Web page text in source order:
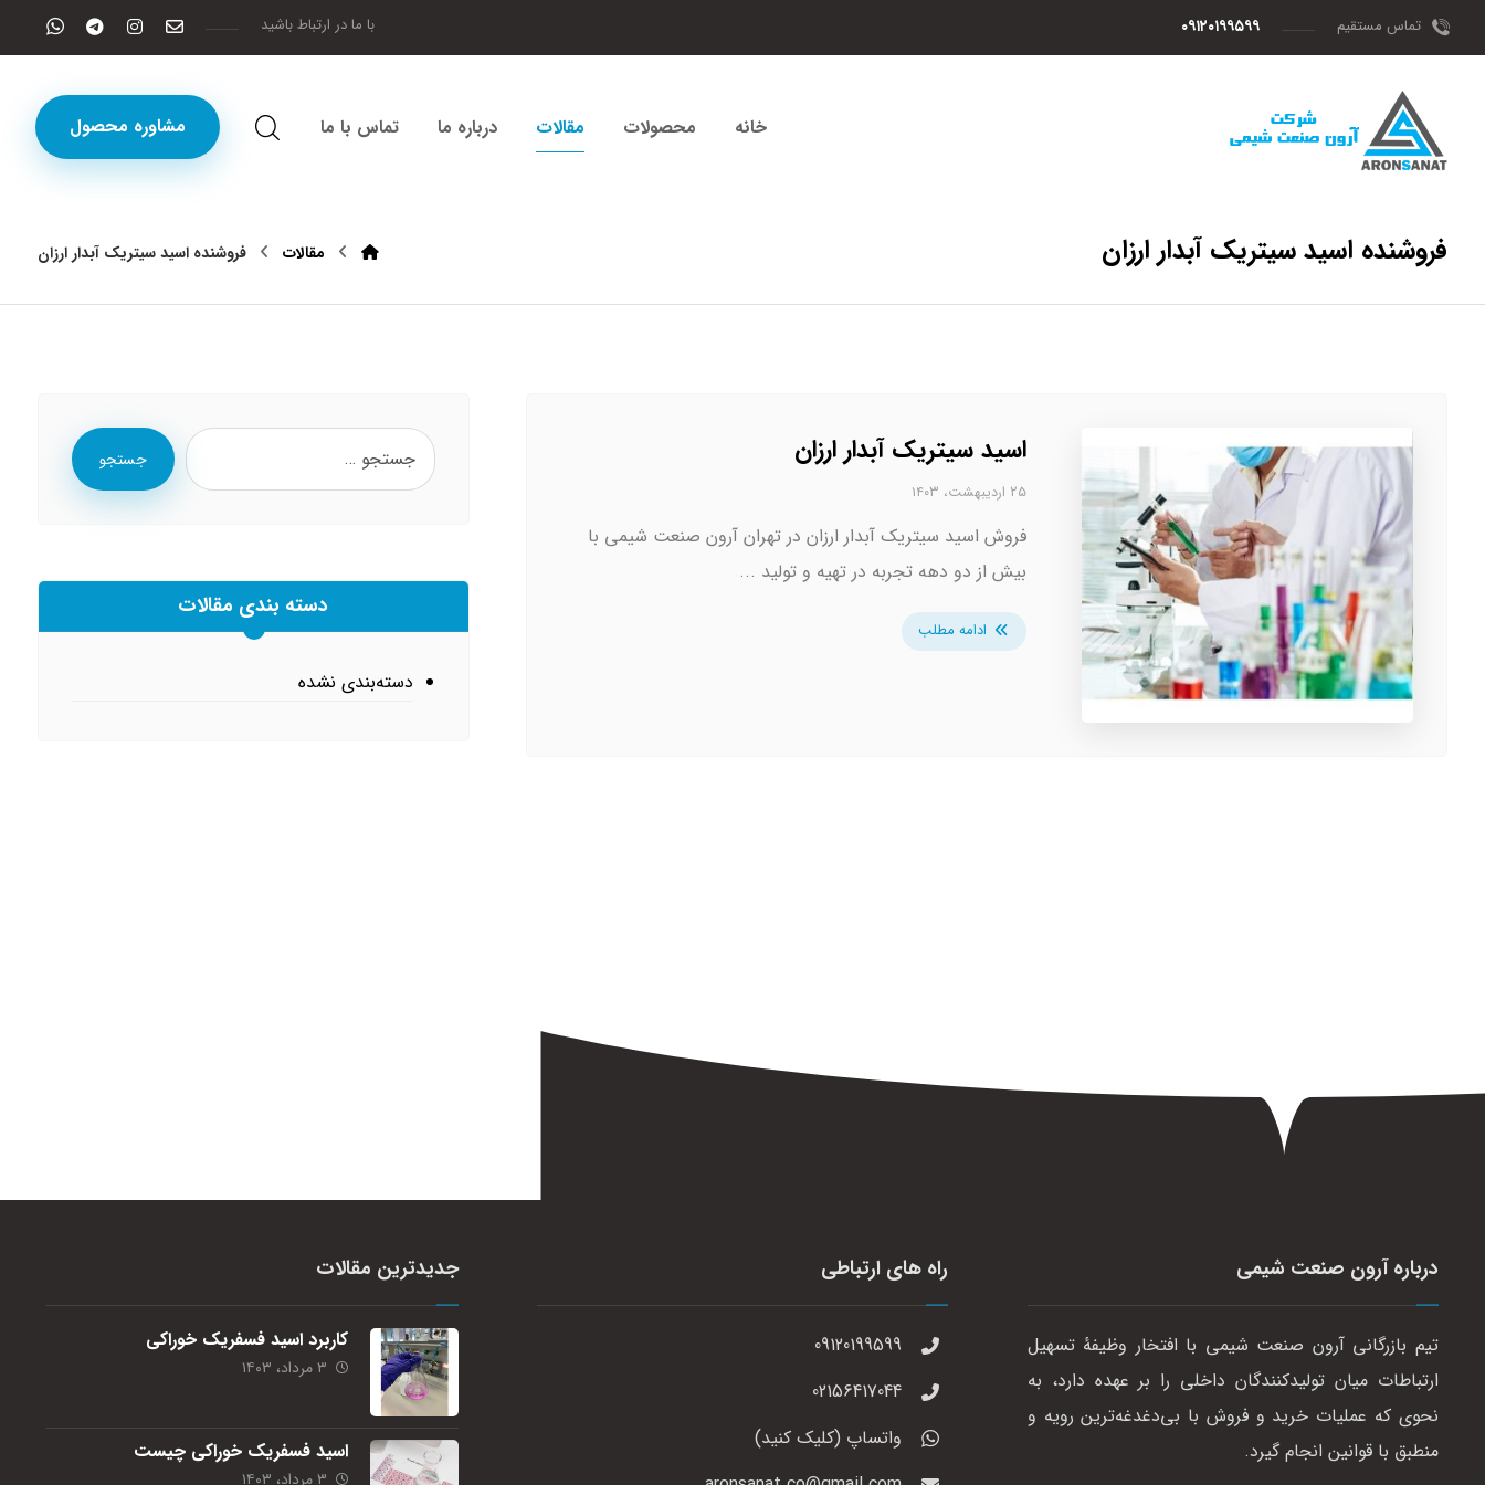
تماس مستقیم ۰۹۱۲۰۱۹۹۵۹۹ با ما در ارتباط باشید
مشاوره محصول خانه محصولات مقالات درباره ما تماس با ما
فروشنده اسید سیتریک آبدار ارزان مقالات فروشنده اسید سیتریک آبدار ارزان
اسید سیتریک آبدار ارزان
۲۵ اردیبهشت، ۱۴۰۳
فروش اسید سیتریک آبدار ارزان در تهران آرون صنعت شیمی با
بیش از دو دهه تجربه در تهیه و تولید ...
ادامه مطلب
جستجو
دسته بندی مقالات
دسته‌بندی نشده
درباره آرون صنعت شیمی
تیم بازرگانی آرون صنعت شیمی با افتخار وظیفهٔ تسهیل
ارتباطات میان تولیدکنندگان داخلی را بر عهده دارد، به
نحوی که عملیات خرید و فروش با بی‌دغدغه‌ترین رویه و
منطبق با قوانین انجام گیرد.
راه های ارتباطی
09120199599
02156417044
واتساپ (کلیک کنید)
جدیدترین مقالات
کاربرد اسید فسفریک خوراکی
۳ مرداد، ۱۴۰۳
اسید فسفریک خوراکی چیست
۳ مرداد، ۱۴۰۳